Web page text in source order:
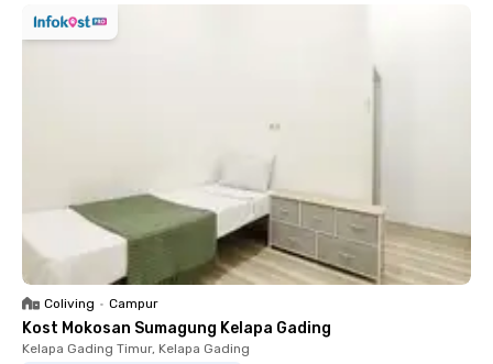
Coliving • Campur
Kost Mokosan Sumagung Kelapa Gading
Kelapa Gading Timur, Kelapa Gading